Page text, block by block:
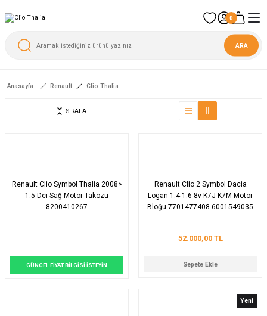
0
ARA
Anasayfa Renault Clio Thalia
SIRALA
Renault Clio Symbol Thalia 2008>
1.5 Dci Sağ Motor Takozu
8200410267
GÜNCEL FİYAT BİLGİSİ İSTEYİN
Renault Clio 2 Symbol Dacia
Logan 1.4 1.6 8v K7J-K7M Motor
Bloğu 7701477408 6001549035
52.000,00 TL
Sepete Ekle
Yeni